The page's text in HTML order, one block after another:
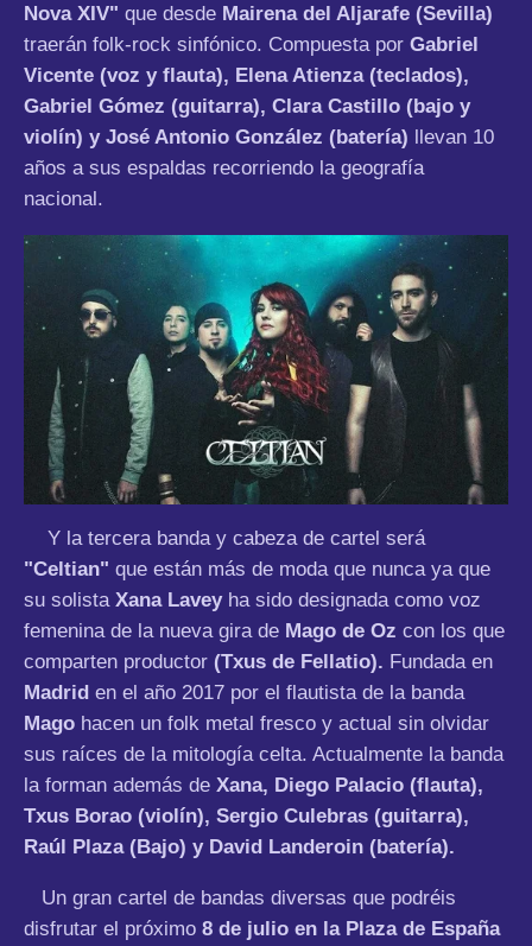
Nova XIV" que desde Mairena del Aljarafe (Sevilla)
traerán folk-rock sinfónico. Compuesta por Gabriel
Vicente (voz y flauta), Elena Atienza (teclados),
Gabriel Gómez (guitarra), Clara Castillo (bajo y
violín) y José Antonio González (batería) llevan 10
años a sus espaldas recorriendo la geografía
nacional.
Y la tercera banda y cabeza de cartel será
"Celtian" que están más de moda que nunca ya que
su solista Xana Laveyha sido designada como voz
femenina de la nueva gira de Mago de Oz con los que
comparten productor (Txus de Fellatio). Fundada en
Madrid en el año 2017 por el flautista de la banda
Mago hacen un folk metal fresco y actual sin olvidar
sus raíces de la mitología celta. Actualmente la banda
la forman además de Xana, Diego Palacio (flauta),
Txus Borao (violín), Sergio Culebras (guitarra),
Raúl Plaza (Bajo) y David Landeroin (batería).
Un gran cartel de bandas diversas que podréis
disfrutar el próximo 8 de julio en la Plaza de España